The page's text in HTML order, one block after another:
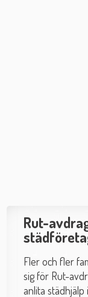
Rut-
Fler och fler
sig för Rut-
anlita